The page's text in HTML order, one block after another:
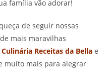
família vão adorar!
de seguir nossas
mais maravilhas
Receitas da Bella e
muito mais para alegrar